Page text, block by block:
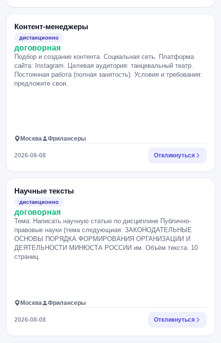
Контент-менеджеры
дистанционно
договорная
Подбор и создание контента. Социальная сеть. Платформа
сайта: Instagram. Целевая аудитория: танцевальный театр.
Постоянная работа (полная занятость). Условия и требования:
предложите свои.
Москва Фрилансеры
2026-08-08 Откликнуться
Научные тексты
дистанционно
договорная
Тема: Написать научную статью по дисциплине Публично-
правовые науки (тема следующиая: ЗАКОНОДАТЕЛЬНЫЕ
ОСНОВЫ ПОРЯДКА ФОРМИРОВАНИЯ ОРГАНИЗАЦИИ И
ДЕЯТЕЛЬНОСТИ МИНЮСТА РОССИИ им. Объём текста: 10
страниц.
Москва Фрилансеры
2026-08-08 Откликнуться